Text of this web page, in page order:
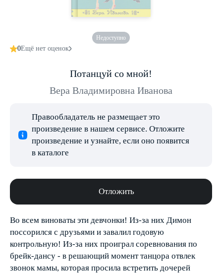
Недоступно
0Ещё нет оценок
Потанцуй со мной!
Вера Владимировна Иванова
Правообладатель не размещает это
произведение в нашем сервисе. Отложите
произведение и узнайте, если оно появится
в каталоге
Отложить
Во всем виноваты эти девчонки! Из-за них Димон
поссорился с друзьями и завалил годовую
контрольную! Из-за них проиграл соревнования по
брейк-дансу - в решающий момент танцора отвлек
звонок мамы, которая просила встретить дочерей